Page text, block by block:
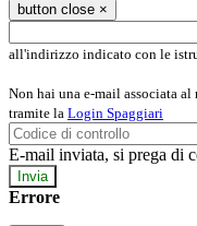
button close ×
all'indirizzo indicato con le
Non hai una e-mail associata
tramite la Login Spaggiari
E-mail inviata, si prega di
Errore